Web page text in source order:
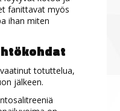
fanittavat myös
ihan miten
totuttelua,
jälkeen.